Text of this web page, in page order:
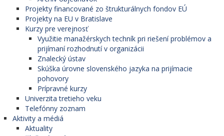
Projekty financované zo štrukturálnych fondov EÚ
Projekty na EU v Bratislave
Kurzy pre verejnosť
Využitie manažérskych techník pri riešení problémov a
prijímaní rozhodnutí v organizácii
Znalecký ústav
Skúška úrovne slovenského jazyka na prijímacie
pohovory
Prípravné kurzy
Univerzita tretieho veku
Telefónny zoznam
Aktivity a médiá
Aktuality